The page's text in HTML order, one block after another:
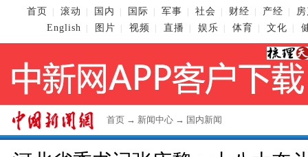
首页 滚动 国内 国际 军事 社会 财经 产经
English
图片 视频 直播 娱乐 体育 文化
首页 → 新闻中心 → 国内新闻